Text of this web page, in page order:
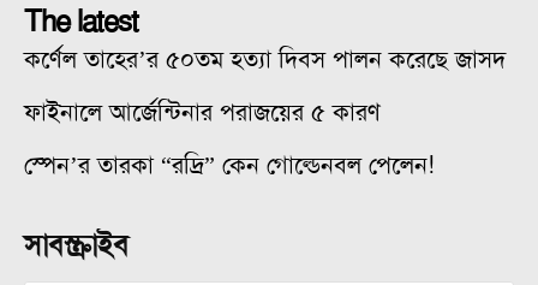
The latest
কর্ণেল তাহের’র ৫০তম হত্যা দিবস পালন করেছে জাসদ
ফাইনালে আর্জেন্টিনার পরাজয়ের ৫ কারণ
স্পেন’র তারকা “রদ্রি” কেন গোল্ডেনবল পেলেন!
সাবস্ক্রাইব